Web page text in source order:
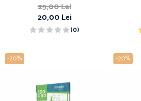
25,00 Lei
20,00 Lei
(0)
-20% -20%